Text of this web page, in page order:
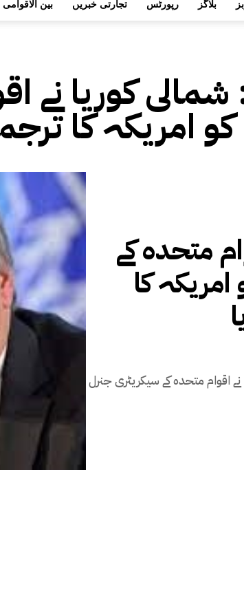
بین الاقوامی تجارتی خبریں رپورٹس بلاگز
شمالی کوریا نے
امریکہ کا
متحدہ کے
کا
اقوام متحدہ کے سیکریٹری جنرل